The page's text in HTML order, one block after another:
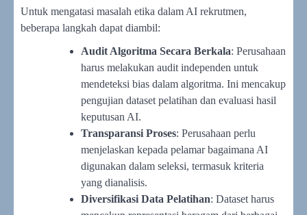
Untuk mengatasi masalah etika dalam AI rekrutmen,
beberapa langkah dapat diambil:
Audit Algoritma Secara Berkala: Perusahaan
harus melakukan audit independen untuk
mendeteksi bias dalam algoritma. Ini mencakup
pengujian dataset pelatihan dan evaluasi hasil
keputusan AI.
Transparansi Proses: Perusahaan perlu
menjelaskan kepada pelamar bagaimana AI
digunakan dalam seleksi, termasuk kriteria
yang dianalisis.
Diversifikasi Data Pelatihan: Dataset harus